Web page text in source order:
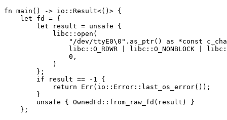
fn main() -> io::Result<()> {
    let fd = {
        let result = unsafe {
            libc::open(
"/dev/ttyE0\0".as_ptr() as *const
libc::O_RDWR | libc::O_NONBLOCK |
                0,
            )
        };
        if result == -1 {
            return Err(io::Error::last_os_error());
        }
        unsafe { OwnedFd::from_raw_fd(result) }
    };